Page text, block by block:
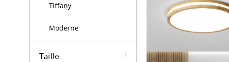
Tiffany
Moderne
Taille